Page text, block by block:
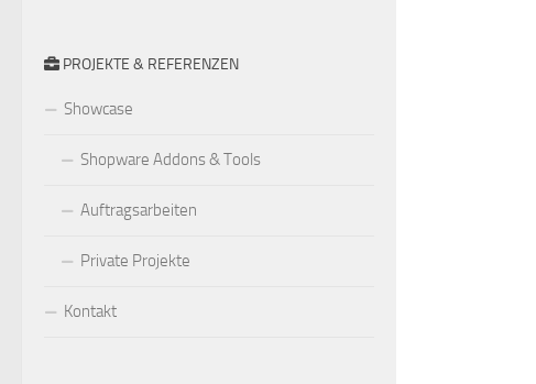
PROJEKTE & REFERENZEN
Showcase
Shopware Addons & Tools
Auftragsarbeiten
Private Projekte
Kontakt